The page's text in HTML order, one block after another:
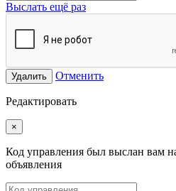
Выслать ещё раз
Удалить Отменить
Редактировать
×
Код управления был выслан вам
объявления